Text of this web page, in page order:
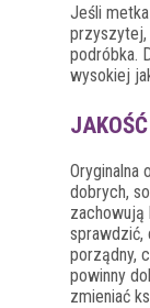
Jeśli
przyszytej,
podróbka.
wysokiej
Oryginalna
dobrych,
zachowują
sprawdzić,
porządny,
powinny
zmieniać